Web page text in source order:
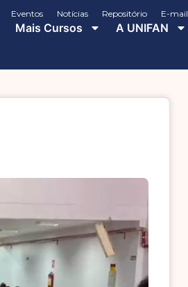
Eventos Notícias Repositório E-mail
Mais Cursos A UNIFAN